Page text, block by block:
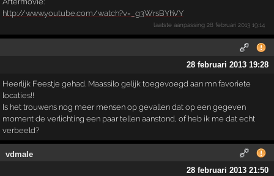
http://www.youtube.com/watch?v=_g3WrsBYhVY
laatste aanpassing 28 februari 2013 19:14
28 februari 2013 19:28
Heerlijk Feestje gehad. Maassilo gelijk toegevoegd aan mn favoriete
locaties!!
Is het trouwens nog meer mensen op gevallen dat op een gegeven
moment de verlichting een paar tellen aanstond, of heb ik me dat echt
verbeeld?
vdmale
28 februari 2013 21:50